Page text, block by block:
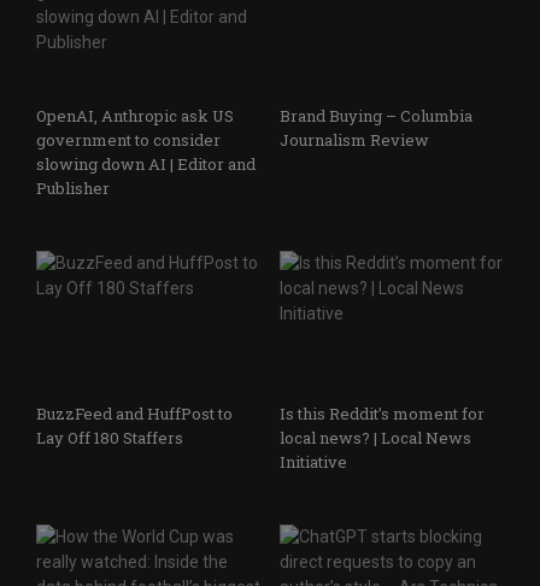
OpenAI, Anthropic ask US
government to consider
slowing down AI | Editor and
Publisher
Brand Buying – Columbia
Journalism Review
BuzzFeed and HuffPost to
Lay Off 180 Staffers
Is this Reddit’s moment for
local news? | Local News
Initiative